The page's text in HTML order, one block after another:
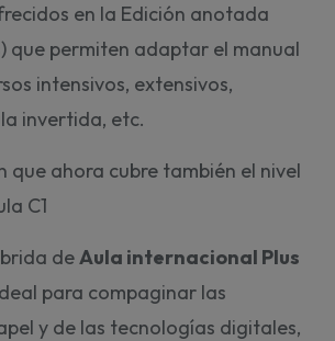
en la Edición anotada
que permiten adaptar el manual
intensivos, extensivos,
invertida, etc.
que ahora cubre también el nivel
C1
deAula internacional Plus
para compaginar las
y de las tecnologías digitales,